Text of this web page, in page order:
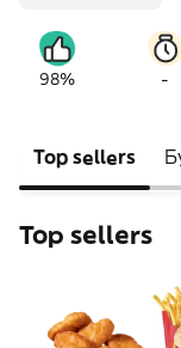
98% -
Top sellers
Top sellers